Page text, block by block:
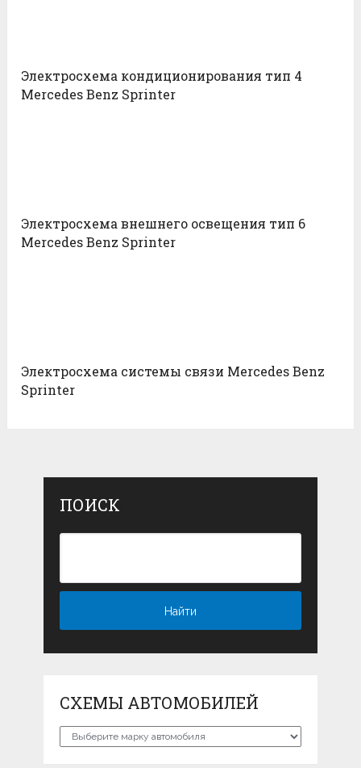
Электросхема кондиционирования тип 4
Mercedes Benz Sprinter
Электросхема внешнего освещения тип 6
Mercedes Benz Sprinter
Электросхема системы связи Mercedes Benz
Sprinter
ПОИСК
СХЕМЫ АВТОМОБИЛЕЙ
Схемы